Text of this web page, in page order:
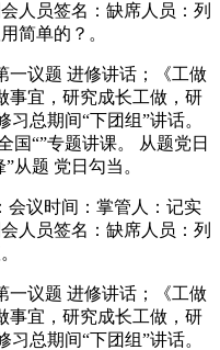
人员签名：缺席人员：列
简单的？。
议题 进修讲话；《工做
事宜，研究成长工做，研
总期间“下团组”讲话。
国“”专题讲课。 从题党日
从题 党日勾当。
议时间：掌管人：记实
人员签名：缺席人员：列
议题 进修讲话；《工做
事宜，研究成长工做，研
总期间“下团组”讲话。